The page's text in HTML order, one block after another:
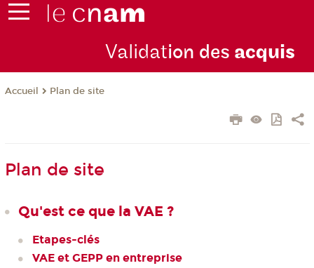
Validation des acquis
Accueil Plan de site
Plan de site
Qu'est ce que la VAE ?
Etapes-clés
VAE et GEPP en entreprise